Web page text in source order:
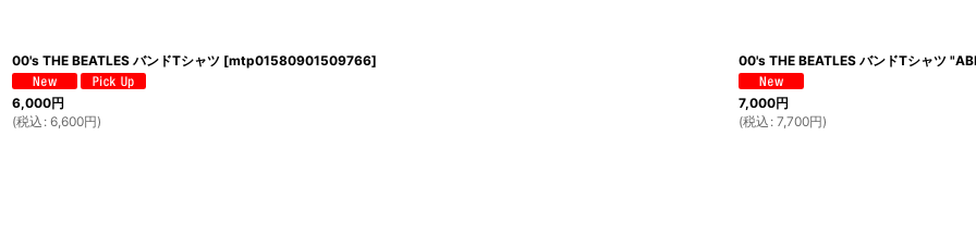
00's THE BEATLES バンドTシャツ [mtp01580901509766]
6,000円
(税込 : 6,600円)
00's THE BEATLES バンドTシャツ
7,000円
(税込 : 7,700円)